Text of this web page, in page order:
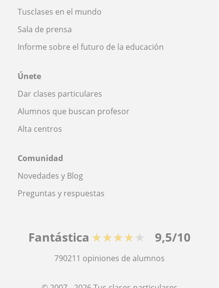
Tusclases en el mundo
Sala de prensa
Informe sobre el futuro de la educación
Únete
Dar clases particulares
Alumnos que buscan profesor
Alta centros
Comunidad
Novedades y Blog
Preguntas y respuestas
Fantástica ★★★★★ 9,5/10
790211 opiniones de alumnos